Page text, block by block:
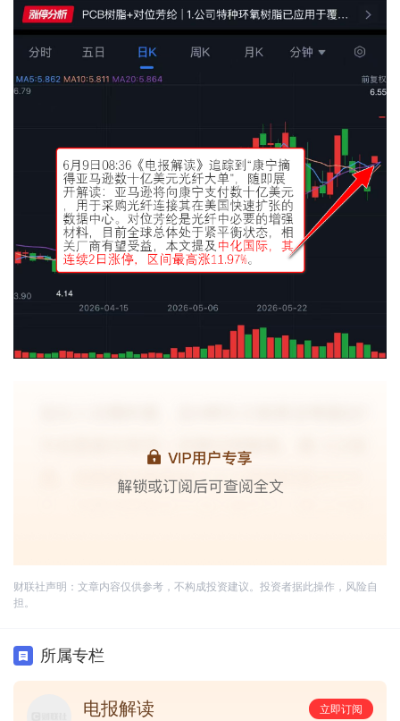
财联社声明：文章内容仅供参考，不构成投资建议。投资者据此操作，风险自
担。
所属专栏
电报解读
立即订阅